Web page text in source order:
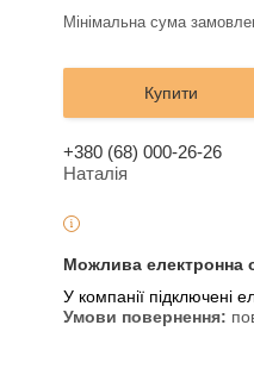
Мінімальна сума
Купити
+380 (68) 000-26-26
Наталія
У компанії підключені